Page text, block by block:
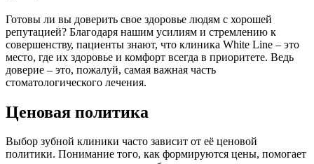
Готовы ли вы доверить свое здоровье людям с хорошей
репутацией? Благодаря нашим усилиям и стремлению к
совершенству, пациенты знают, что клиника White Line – это
место, где их здоровье и комфорт всегда в приоритете. Ведь
доверие – это, пожалуй, самая важная часть
стоматологического лечения.
Ценовая политика
Выбор зубной клиники часто зависит от её ценовой
политики. Понимание того, как формируются цены, помогает